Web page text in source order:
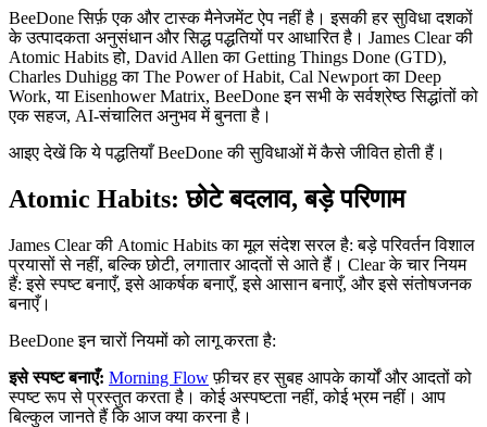
BeeDone सिर्फ़ एक और टास्क मैनेजमेंट ऐप नहीं है। इसकी हर सुविधा दशकों
के उत्पादकता अनुसंधान और सिद्ध पद्धतियों पर आधारित है। James Clear की
Atomic Habits हो, David Allen का Getting Things Done (GTD),
Charles Duhigg का The Power of Habit, Cal Newport का Deep
Work, या Eisenhower Matrix, BeeDone इन सभी के सर्वश्रेष्ठ सिद्धांतों को
एक सहज, AI-संचालित अनुभव में बुनता है।
आइए देखें कि ये पद्धतियाँ BeeDone की सुविधाओं में कैसे जीवित होती हैं।
Atomic Habits: छोटे बदलाव, बड़े परिणाम
James Clear की Atomic Habits का मूल संदेश सरल है: बड़े परिवर्तन विशाल
प्रयासों से नहीं, बल्कि छोटी, लगातार आदतों से आते हैं। Clear के चार नियम
हैं: इसे स्पष्ट बनाएँ, इसे आकर्षक बनाएँ, इसे आसान बनाएँ, और इसे संतोषजनक
बनाएँ।
BeeDone इन चारों नियमों को लागू करता है:
इसे स्पष्ट बनाएँ: Morning Flowफ़ीचर हर सुबह आपके कार्यों और आदतों को
स्पष्ट रूप से प्रस्तुत करता है। कोई अस्पष्टता नहीं, कोई भ्रम नहीं। आप
बिल्कुल जानते हैं कि आज क्या करना है।